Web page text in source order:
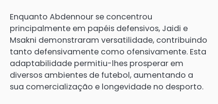
Enquanto Abdennour se concentrou
principalmente em papéis defensivos, Jaidi e
Msakni demonstraram versatilidade, contribuindo
tanto defensivamente como ofensivamente. Esta
adaptabilidade permitiu-lhes prosperar em
diversos ambientes de futebol, aumentando a
sua comercialização e longevidade no desporto.